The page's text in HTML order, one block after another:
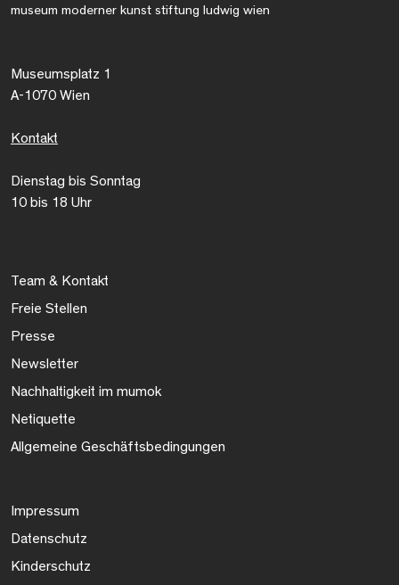
museum moderner kunst stiftung ludwig wien
Museumsplatz 1
A-1070 Wien
Kontakt
Dienstag bis Sonntag
10 bis 18 Uhr
Team & Kontakt
Freie Stellen
Presse
Newsletter
Nachhaltigkeit im mumok
Netiquette
Allgemeine Geschäftsbedingungen
Impressum
Datenschutz
Kinderschutz